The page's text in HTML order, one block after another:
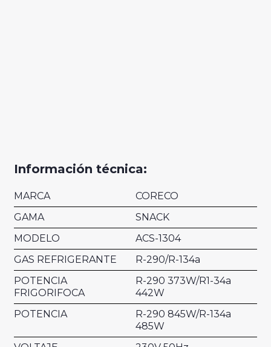
Información técnica:
MARCA
CORECO
GAMA
SNACK
MODELO
ACS-1304
GAS REFRIGERANTE
R-290/R-134a
POTENCIA
FRIGORIFOCA
R-290 373W/R1-34a
442W
POTENCIA
R-290 845W/R-134a
485W